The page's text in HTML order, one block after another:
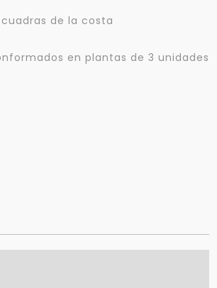
de la costa
en plantas de 3 unidades
identificar tu consulta en el sistema de gestión de
clientes.